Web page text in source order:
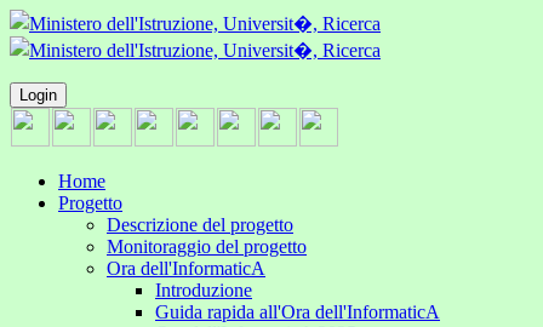
Login
Home
Progetto
Descrizione del progetto
Monitoraggio del progetto
Ora dell'InformaticA
Introduzione
Guida rapida all'Ora dell'InformaticA